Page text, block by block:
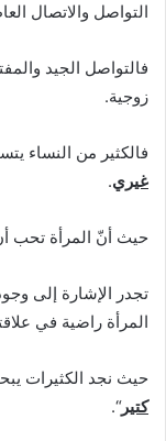
التواصل والاتصال
فالتواصل الجيد
زوجية.
فالكثير من النساء
غيري.
حيث أنّ المرأة تحب
تجدر الإشارة إلى
المرأة راضية في
حيث نجد الكثيرات
كتير“.